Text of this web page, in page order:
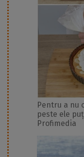
Pentru a nu
peste ele
Profimedia